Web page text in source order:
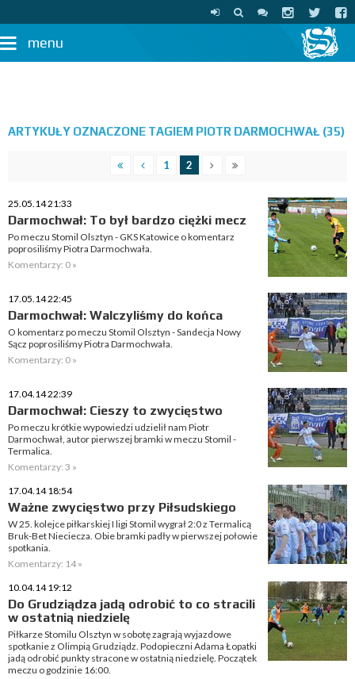
menu
ARTYKUŁY OZNACZONE TAGIEM PIOTR DARMOCHWAŁ (35)
1 2
25.05.14 21:33
Darmochwał: To był bardzo ciężki mecz
Po meczu Stomil Olsztyn - GKS Katowice o komentarz
poprosiliśmy Piotra Darmochwała.
Komentarzy: 0 »
17.05.14 22:45
Darmochwał: Walczyliśmy do końca
O komentarz po meczu Stomil Olsztyn - Sandecja Nowy
Sącz poprosiliśmy Piotra Darmochwała.
Komentarzy: 0 »
17.04.14 22:39
Darmochwał: Cieszy to zwycięstwo
Po meczu krótkie wypowiedzi udzielił nam Piotr
Darmochwał, autor pierwszej bramki w meczu Stomil -
Termalica.
Komentarzy: 3 »
17.04.14 18:54
Ważne zwycięstwo przy Piłsudskiego
W 25. kolejce piłkarskiej I ligi Stomil wygrał 2:0 z Termalicą
Bruk-Bet Nieciecza. Obie bramki padły w pierwszej połowie
spotkania.
Komentarzy: 14 »
10.04.14 19:12
Do Grudziądza jadą odrobić to co stracili
w ostatnią niedzielę
Piłkarze Stomilu Olsztyn w sobotę zagrają wyjazdowe
spotkanie z Olimpią Grudziądz. Podopieczni Adama Łopatki
jadą odrobić punkty stracone w ostatnią niedzielę. Początek
meczu o godzinie 16:00.